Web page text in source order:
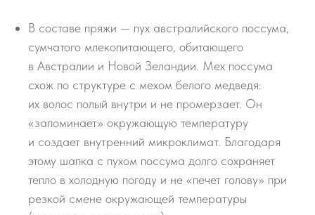
В составе пряжи — пух австралийского поссума,
сумчатого млекопитающего, обитающего
в Австралии и Новой Зеландии. Мех поссума
схож по структуре с мехом белого медведя:
их волос полый внутри и не промерзает. Он
«запоминает» окружающую температуру
и создает внутренний микроклимат. Благодаря
этому шапка с пухом поссума долго сохраняет
тепло в холодную погоду и не «печет голову» при
резкой смене окружающей температуры